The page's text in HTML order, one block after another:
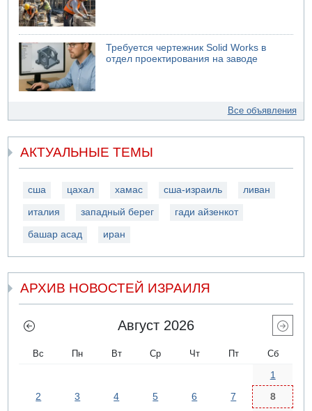
Требуется чертежник Solid Works в
отдел проектирования на заводе
Все объявления
АКТУАЛЬНЫЕ ТЕМЫ
сша цахал хамас сша-израиль ливан
италия западный берег гади айзенкот
башар асад иран
АРХИВ НОВОСТЕЙ ИЗРАИЛЯ
Август 2026
Вс Пн Вт Ср Чт Пт Сб
1
2
3 4 5 6 7
8